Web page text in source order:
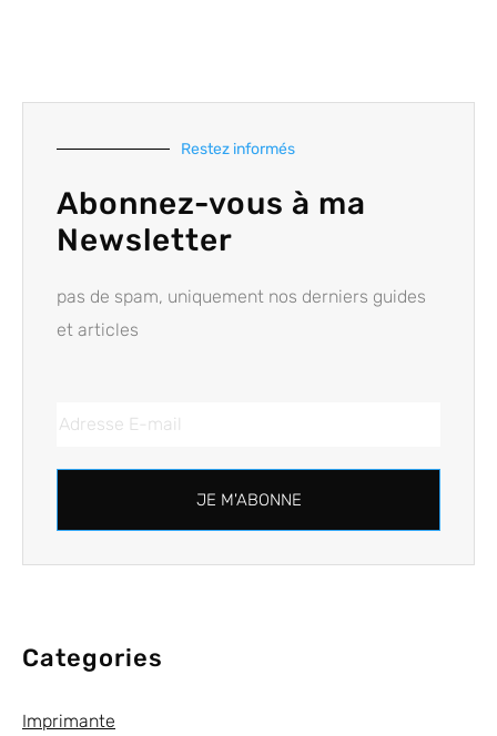
Restez informés
Abonnez-vous à ma
Newsletter
pas de spam, uniquement nos derniers guides
et articles
JE M'ABONNE
Categories
Imprimante